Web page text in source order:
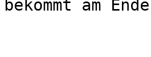
bekommt am